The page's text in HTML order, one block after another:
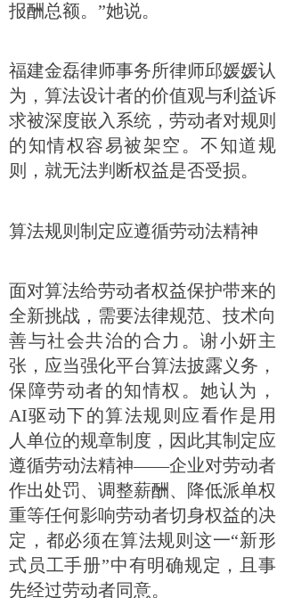
报酬总额。”她说。
福建金磊律师事务所律师邱媛媛认
为，算法设计者的价值观与利益诉
求被深度嵌入系统，劳动者对规则
的知情权容易被架空。不知道规
则，就无法判断权益是否受损。
算法规则制定应遵循劳动法精神
面对算法给劳动者权益保护带来的
全新挑战，需要法律规范、技术向
善与社会共治的合力。谢小妍主
张，应当强化平台算法披露义务，
保障劳动者的知情权。她认为，
AI驱动下的算法规则应看作是用
人单位的规章制度，因此其制定应
遵循劳动法精神——企业对劳动者
作出处罚、调整薪酬、降低派单权
重等任何影响劳动者切身权益的决
定，都必须在算法规则这一“新形
式员工手册”中有明确规定，且事
先经过劳动者同意。